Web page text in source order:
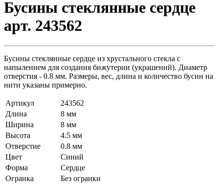
Бусины стеклянные сердце
арт. 243562
Бусины стеклянные сердце из хрустального стекла с
напылением для создания бижутерии (украшений). Диаметр
отверстия - 0.8 мм. Размеры, вес, длина и количество бусин на
нити указаны примерно.
Артикул
243562
Длина
8 мм
Ширина
8 мм
Высота
4.5 мм
Отверстие
0.8 мм
Цвет
Синий
Форма
Сердце
Огранка
Без огранки